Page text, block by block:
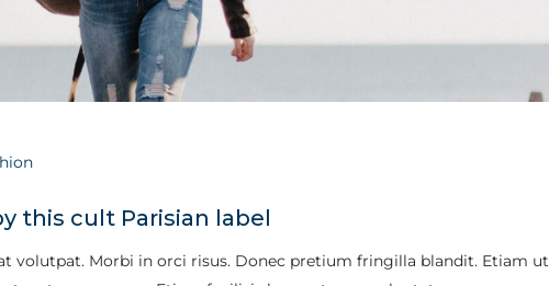
this cult Parisian label
volutpat. Morbi in orci risus. Donec pretium fringilla blandit. Etiam ut